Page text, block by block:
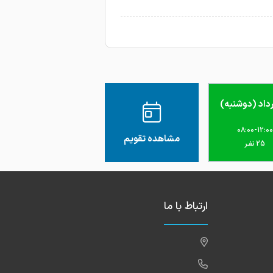
08:00-12:00
25 نفـر
مشاهده تقویم
ارتباط با ما